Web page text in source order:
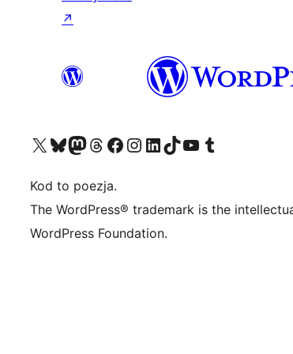
↗
Odwiedź nasze konto X (dawniej Twitter)
Odwiedź nasze konto Bluesky
Odwiedź nasze konto na Mastodoncie
Odwiedź naszego Threadsa
Odwiedź naszego Facebooka
Odwiedź nasze konto na Instagramie
Odwiedź nasze konto na LinkedIn
Odwiedź naszego TikToka
Odwiedź nasz kanał YouTube
Odwiedź naszego Tumblra
Kod to poezja.
The WordPress® trademark is the
WordPress Foundation.